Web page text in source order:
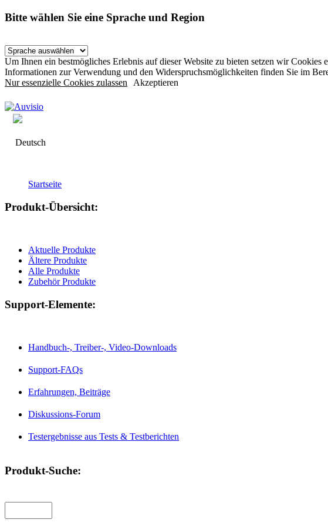
Bitte wählen Sie eine Sprache und Region
Um Ihnen ein bestmögliches Erlebnis auf dieser Website zu bieten setzen wir
Informationen zur Verwendung und den Widerspruchsmöglichkeiten finden Sie im
Nur essenzielle Cookies zulassen Akzeptieren
Deutsch
Startseite
Produkt-Übersicht:
Aktuelle Produkte
Ältere Produkte
Alle Produkte
Zubehör Produkte
Support-Elemente:
Handbuch-, Treiber-, Video-Downloads
Support-FAQs
Erfahrungen, Beiträge
Diskussions-Forum
Testergebnisse aus Tests & Testberichten
Produkt-Suche: